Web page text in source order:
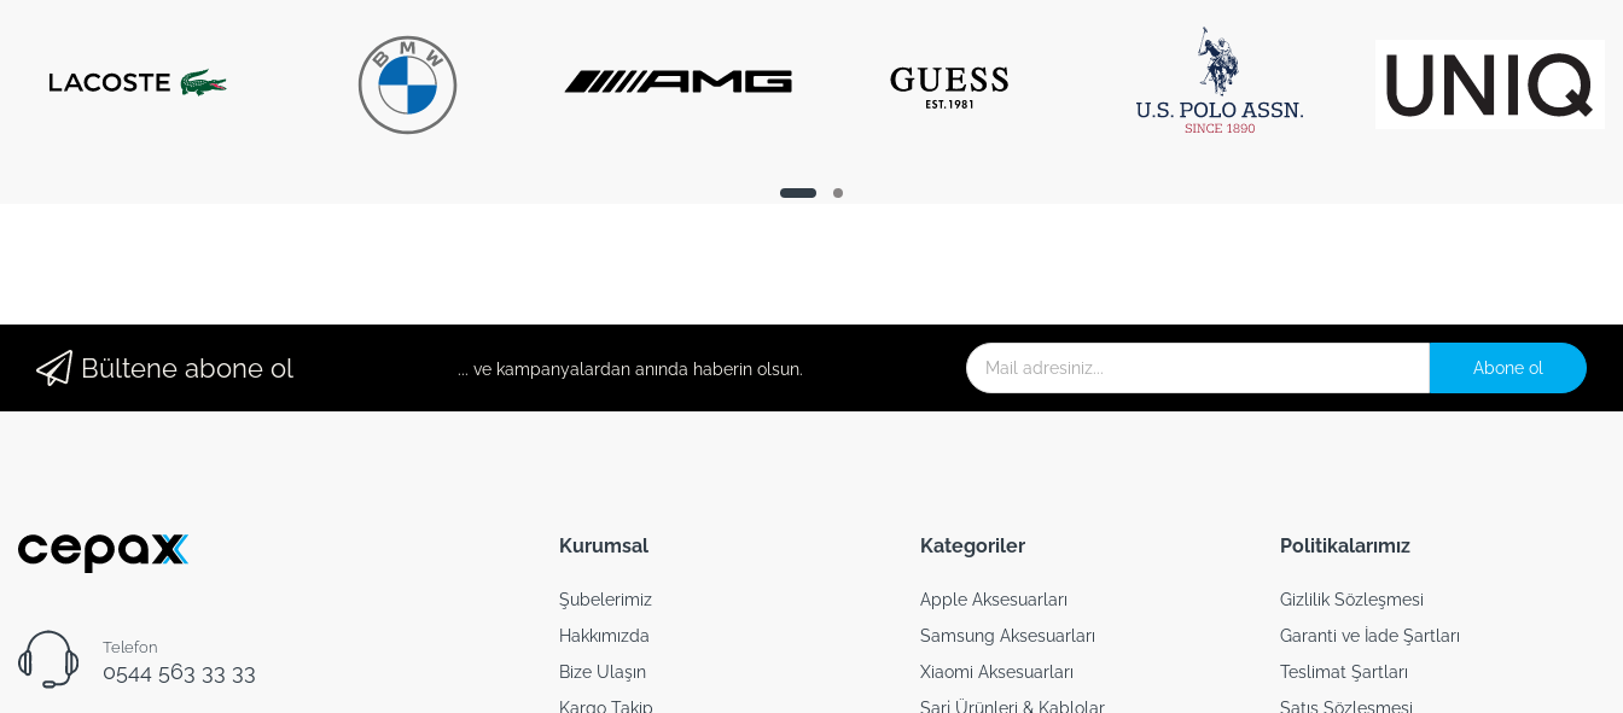
Bültene abone ol ... ve kampanyalardan anında haberin olsun. Abone ol
Telefon
0544 563 33 33
Kurumsal
Şubelerimiz
Hakkımızda
Bize Ulaşın
Kargo Takip
Kategoriler
Apple Aksesuarları
Samsung Aksesuarları
Xiaomi Aksesuarları
Şarj Ürünleri & Kablolar
Politikalarımız
Gizlilik Sözleşmesi
Garanti ve İade Şartları
Teslimat Şartları
Satış Sözleşmesi